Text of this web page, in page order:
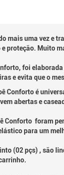
mais uma vez e
proteção. Muito
foi
e evita que o
Conforto é
abertas e
Conforto foram
para um
(02 pçs) , são